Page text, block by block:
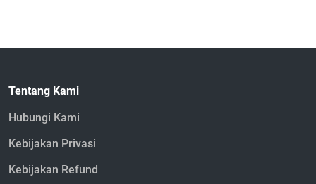
Tentang Kami
Hubungi Kami
Kebijakan Privasi
Kebijakan Refund